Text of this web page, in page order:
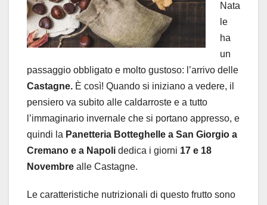
Nata
le
ha
un
passaggio obbligato e molto gustoso: l’arrivo delle
Castagne. È così! Quando si iniziano a vedere, il
pensiero va subito alle caldarroste e a tutto
l’immaginario invernale che si portano appresso, e
quindi la Panetteria Botteghelle a San Giorgio a
Cremano e a Napoli dedica i giorni 17 e 18
Novembre alle Castagne.
Le caratteristiche nutrizionali di questo frutto sono